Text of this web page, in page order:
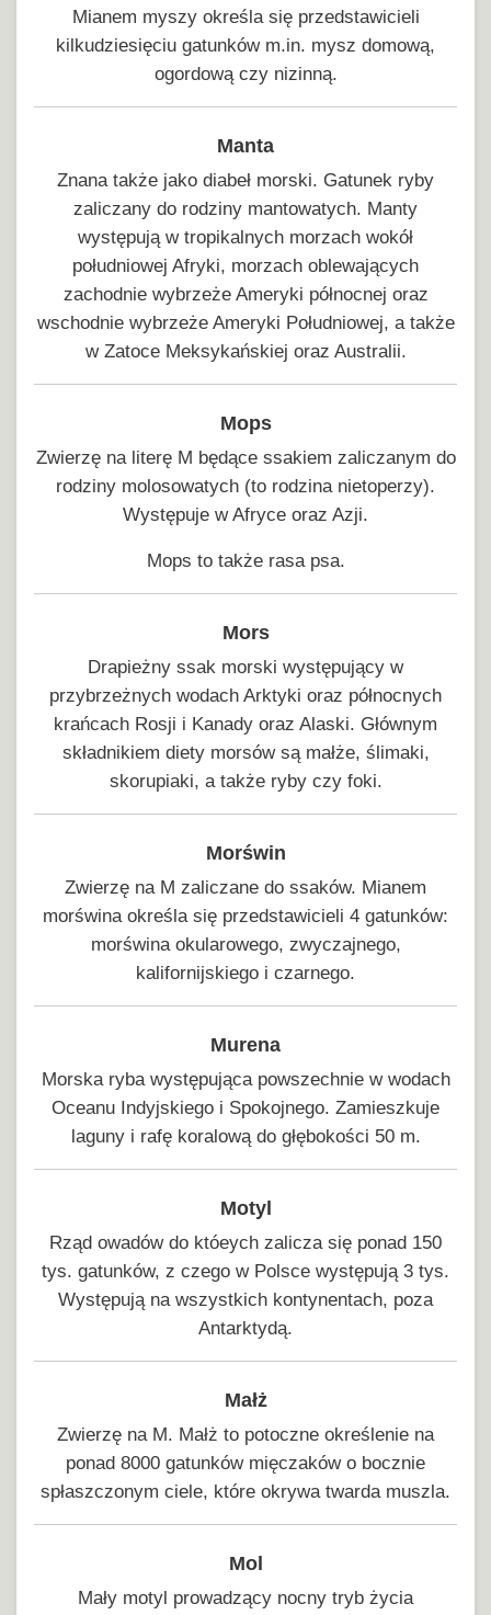
Mianem myszy określa się przedstawicieli
kilkudziesięciu gatunków m.in. mysz domową,
ogordową czy nizinną.
Manta
Znana także jako diabeł morski. Gatunek ryby
zaliczany do rodziny mantowatych. Manty
występują w tropikalnych morzach wokół
południowej Afryki, morzach oblewających
zachodnie wybrzeże Ameryki północnej oraz
wschodnie wybrzeże Ameryki Południowej, a także
w Zatoce Meksykańskiej oraz Australii.
Mops
Zwierzę na literę M będące ssakiem zaliczanym do
rodziny molosowatych (to rodzina nietoperzy).
Występuje w Afryce oraz Azji.
Mops to także rasa psa.
Mors
Drapieżny ssak morski występujący w
przybrzeżnych wodach Arktyki oraz północnych
krańcach Rosji i Kanady oraz Alaski. Głównym
składnikiem diety morsów są małże, ślimaki,
skorupiaki, a także ryby czy foki.
Morświn
Zwierzę na M zaliczane do ssaków. Mianem
morświna określa się przedstawicieli 4 gatunków:
morświna okularowego, zwyczajnego,
kalifornijskiego i czarnego.
Murena
Morska ryba występująca powszechnie w wodach
Oceanu Indyjskiego i Spokojnego. Zamieszkuje
laguny i rafę koralową do głębokości 50 m.
Motyl
Rząd owadów do któeych zalicza się ponad 150
tys. gatunków, z czego w Polsce występują 3 tys.
Występują na wszystkich kontynentach, poza
Antarktydą.
Małż
Zwierzę na M. Małż to potoczne określenie na
ponad 8000 gatunków mięczaków o bocznie
spłaszczonym ciele, które okrywa twarda muszla.
Mol
Mały motyl prowadzący nocny tryb życia